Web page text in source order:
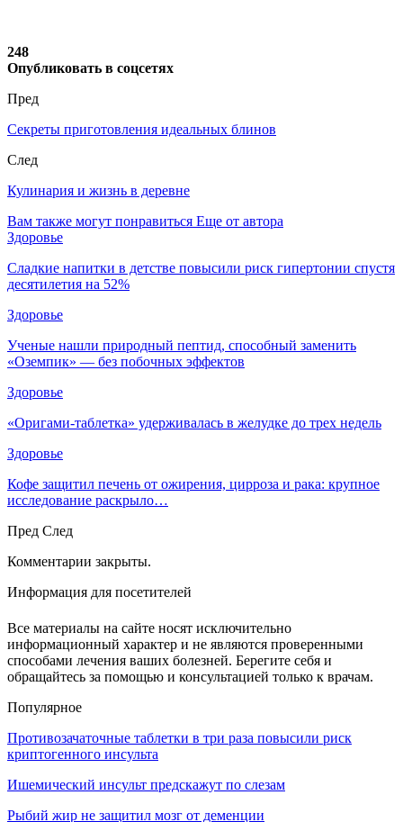
248
Опубликовать в соцсетях
Пред
Секреты приготовления идеальных блинов
След
Кулинария и жизнь в деревне
Вам также могут понравиться Еще от автора
Здоровье
Сладкие напитки в детстве повысили риск гипертонии спустя
десятилетия на 52%
Здоровье
Ученые нашли природный пептид, способный заменить
«Оземпик» — без побочных эффектов
Здоровье
«Оригами-таблетка» удерживалась в желудке до трех недель
Здоровье
Кофе защитил печень от ожирения, цирроза и рака: крупное
исследование раскрыло…
Пред След
Комментарии закрыты.
Информация для посетителей
Все материалы на сайте носят исключительно
информационный характер и не являются проверенными
способами лечения ваших болезней. Берегите себя и
обращайтесь за помощью и консультацией только к врачам.
Популярное
Противозачаточные таблетки в три раза повысили риск
криптогенного инсульта
Ишемический инсульт предскажут по слезам
Рыбий жир не защитил мозг от деменции